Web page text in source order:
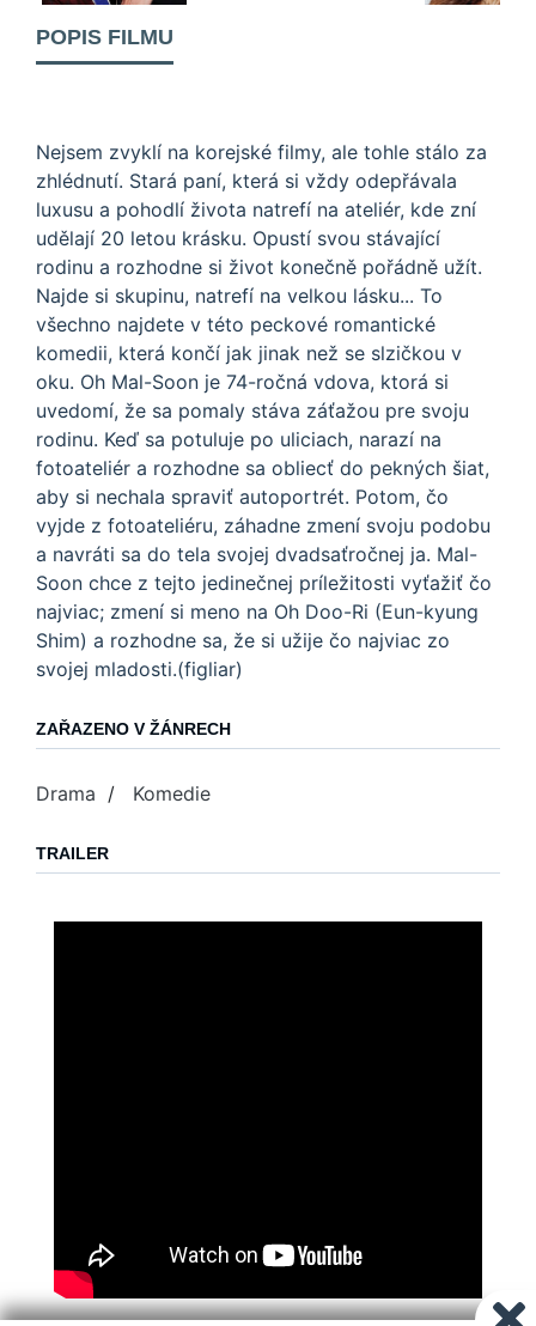
POPIS FILMU
Nejsem zvyklí na korejské filmy, ale tohle stálo za
zhlédnutí. Stará paní, která si vždy odepřávala
luxusu a pohodlí života natrefí na ateliér, kde zní
udělají 20 letou krásku. Opustí svou stávající
rodinu a rozhodne si život konečně pořádně užít.
Najde si skupinu, natrefí na velkou lásku... To
všechno najdete v této peckové romantické
komedii, která končí jak jinak než se slzičkou v
oku. Oh Mal-Soon je 74-ročná vdova, ktorá si
uvedomí, že sa pomaly stáva záťažou pre svoju
rodinu. Keď sa potuluje po uliciach, narazí na
fotoateliér a rozhodne sa obliecť do pekných šiat,
aby si nechala spraviť autoportrét. Potom, čo
vyjde z fotoateliéru, záhadne zmení svoju podobu
a navráti sa do tela svojej dvadsaťročnej ja. Mal-
Soon chce z tejto jedinečnej príležitosti vyťažiť čo
najviac; zmení si meno na Oh Doo-Ri (Eun-kyung
Shim) a rozhodne sa, že si užije čo najviac zo
svojej mladosti.(figliar)
ZAŘAZENO V ŽÁNRECH
Drama / Komedie
TRAILER